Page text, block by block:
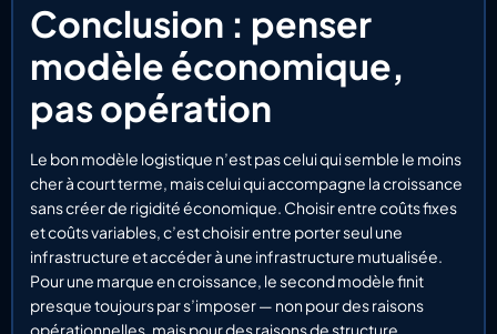
Conclusion : penser
modèle économique,
pas opération
Le bon modèle logistique n’est pas celui qui semble le moins
cher à court terme, mais celui qui accompagne la croissance
sans créer de rigidité économique. Choisir entre coûts fixes
et coûts variables, c’est choisir entre porter seul une
infrastructure et accéder à une infrastructure mutualisée.
Pour une marque en croissance, le second modèle finit
presque toujours par s’imposer — non pour des raisons
opérationnelles, mais pour des raisons de structure